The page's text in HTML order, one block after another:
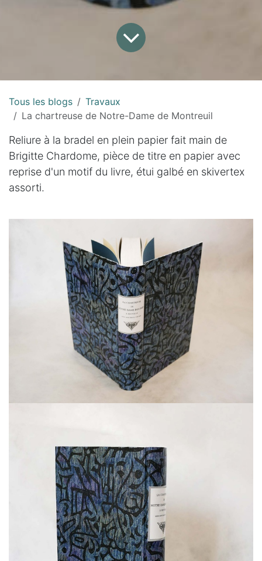
Tous les blogs
Travaux
La chartreuse de Notre-Dame de Montreuil
Reliure à la bradel en plein papier fait main de
Brigitte Chardome, pièce de titre en papier avec
reprise d'un motif du livre, étui galbé en skivertex
assorti.